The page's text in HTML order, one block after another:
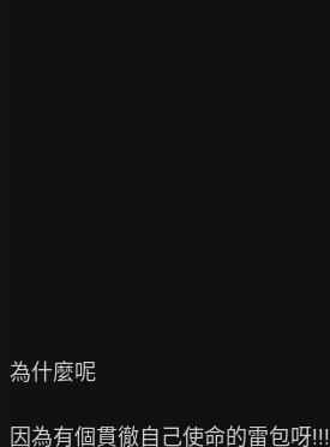
為什麼呢
因為有個貫徹自己使命的雷包呀!!!